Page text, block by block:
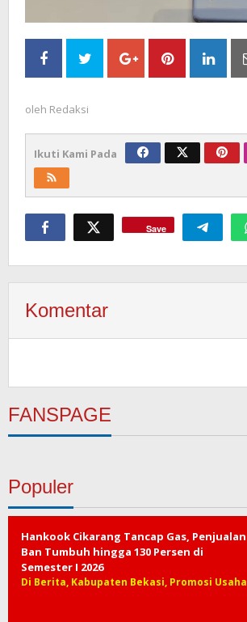
oleh Redaksi
Ikuti Kami Pada
Save
Komentar
FANSPAGE
Populer
Hankook Cikarang Tancap Gas, Penjualan
Ban Tumbuh hingga 130 Persen di
Semester I 2026
Di Berita, Kabupaten Bekasi, Promosi Usaha